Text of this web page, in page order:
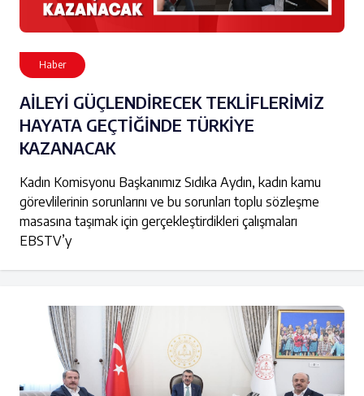
Haber
AİLEYİ GÜÇLENDİRECEK TEKLİFLERİMİZ
HAYATA GEÇTİĞİNDE TÜRKİYE
KAZANACAK
Kadın Komisyonu Başkanımız Sıdıka Aydın, kadın kamu
görevlilerinin sorunlarını ve bu sorunları toplu sözleşme
masasına taşımak için gerçekleştirdikleri çalışmaları
EBSTV’y